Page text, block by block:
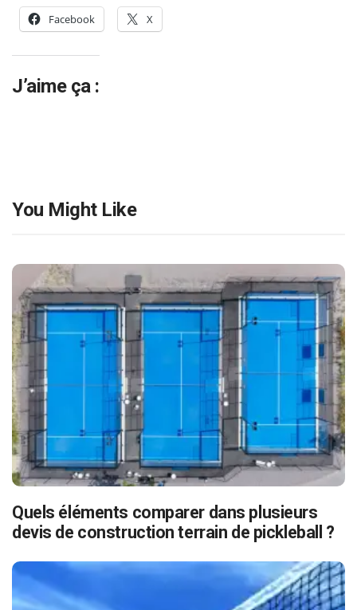
Facebook X
J’aime ça :
You Might Like
Quels éléments comparer dans plusieurs
devis de construction terrain de pickleball ?